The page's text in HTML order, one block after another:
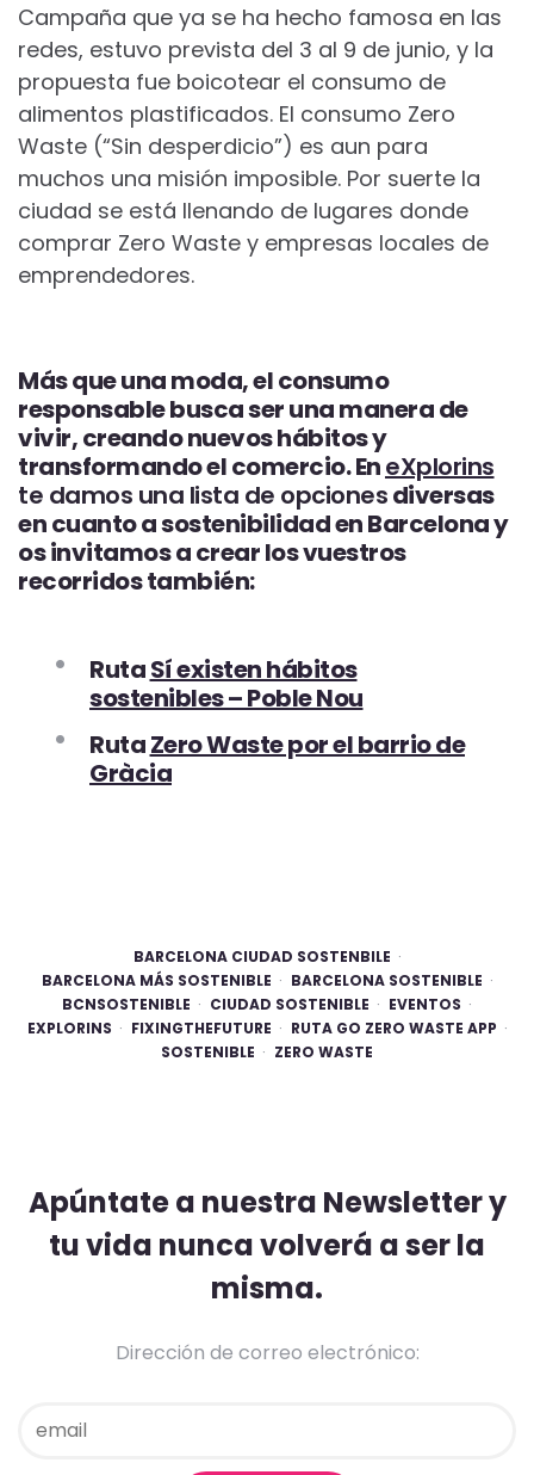
Campaña que ya se ha hecho famosa en las
redes, estuvo prevista del 3 al 9 de junio, y la
propuesta fue boicotear el consumo de
alimentos plastificados. El consumo Zero
Waste (“Sin desperdicio”) es aun para
muchos una misión imposible. Por suerte la
ciudad se está llenando de lugares donde
comprar Zero Waste y empresas locales de
emprendedores.
Más que una moda, el consumo
responsable busca ser una manera de
vivir, creando nuevos hábitos y
transformando el comercio. EneXplorins
te damos una lista de opcionesdiversas
en cuanto a sostenibilidad en Barcelona y
os invitamos a crear los vuestros
recorridos también:
RutaSí existen hábitos
sostenibles – Poble Nou
RutaZero Waste por el barrio de
Gràcia
BARCELONA CIUDAD SOSTENBILE
BARCELONA MÁS SOSTENIBLE
BARCELONA SOSTENIBLE
BCNSOSTENIBLE
CIUDAD SOSTENIBLE
EVENTOS
EXPLORINS
FIXINGTHEFUTURE
RUTA GO ZERO WASTE APP
SOSTENIBLE
ZERO WASTE
Apúntate a nuestra Newsletter y
tu vida nunca volverá a ser la
misma.
Dirección de correo electrónico: